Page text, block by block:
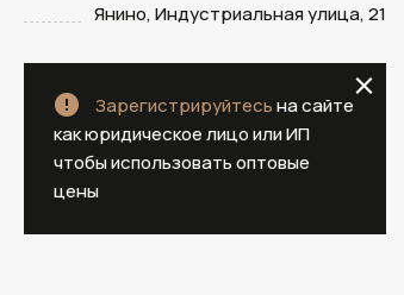
Янино, Индустриальная улица, 21
Зарегистрируйтесьна сайте
как юридическое лицо или ИП
чтобы использовать оптовые
цены